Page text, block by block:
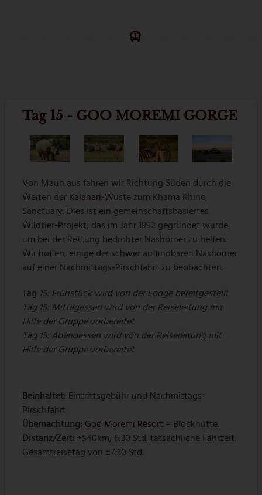
Tag 15 - GOO MOREMI GORGE
Von Maun aus fahren wir Richtung Süden durch die
Weiten derKalahari-Wüste zum Khama Rhino
Sanctuary. Dies ist ein gemeinschaftsbasiertes
Wildtier-Projekt, das im Jahr 1992 gegründet wurde,
um bei der Rettung bedrohter Nashörner zu helfen.
Wir hoffen, einige der schwer auffindbaren Nashörner
auf einer Nachmittags-Pirschfahrt zu beobachten.
Tag 15: Frühstück wird von der Lodge bereitgestellt
Tag 15: Mittagessen wird von der Reiseleitung mit
Hilfe der Gruppe vorbereitet
Tag 15: Abendessen wird von der Reiseleitung mit
Hilfe der Gruppe vorbereitet
Beinhaltet: Eintrittsgebühr und Nachmittags-
Pirschfahrt
Übernachtung: Goo Moremi Resort – Blockhütte.
Distanz/Zeit: ±540km, 6:30 Std. tatsächliche Fahrzeit.
Gesamtreisetag von ±7:30 Std.